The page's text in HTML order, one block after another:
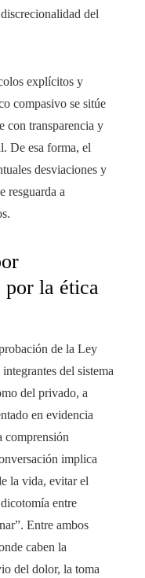
del
explícitos y
compasivo se sitúe
con transparencia y
De esa forma, el
desviaciones y
resguarda a
por la ética
de la Ley
del sistema
del privado, a
en evidencia
comprensión
implica
la vida, evitar el
entre
Entre ambos
caben la
del dolor, la toma